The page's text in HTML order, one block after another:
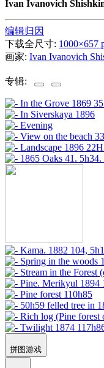
Ivan Ivanovich
编辑归因
下载全尺寸: 1000×657
画家: Ivan Ivanovich
专辑:
拼图游戏